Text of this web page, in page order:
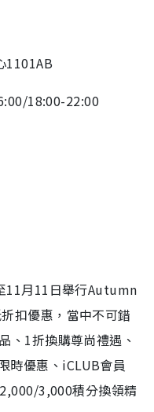
1101AB
18:00-22:00
11月11日舉行Autumn
扣優惠，當中不可錯
、1折換購尊尚禮遇、
時優惠、iCLUB會員
3,000積分換領精